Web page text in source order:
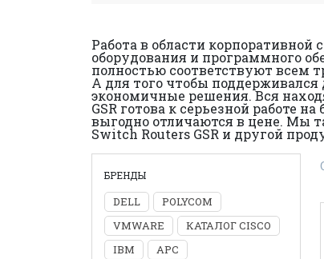
Работа в области корпоративной
оборудования и программного
полностью соответствуют всем
А для того чтобы
экономичные решения. Вся
GSR готова к серьезной работе
выгодно отличаются в цене. Мы
Switch Routers GSR и другой
БРЕНДЫ
DELL
POLYCOM
VMWARE
КАТАЛОГ CISCO
IBM
APC